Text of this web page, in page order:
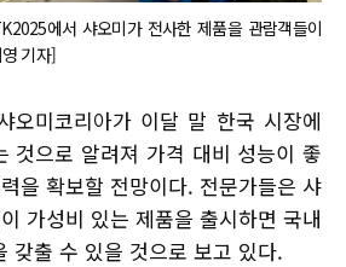
에서 샤오미가 전사한 제품을 관람객들이
기자]
오미코리아가 이달 말 한국 시장에
것으로 알려져 가격 대비 성능이 좋
을 확보할 전망이다. 전문가들은 샤
가성비 있는 제품을 출시하면 국내
갖출 수 있을 것으로 보고 있다.